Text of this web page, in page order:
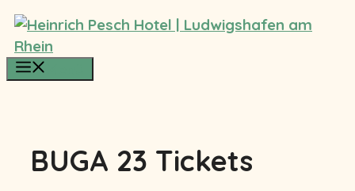
Zum
Inhalt
springen
BUGA 23 Tickets